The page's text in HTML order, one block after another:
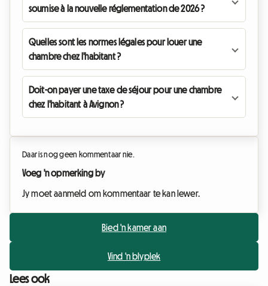
soumise à la nouvelle réglementation de 2026 ?
Quelles sont les normes légales pour louer une
chambre chez l'habitant ?
Doit-on payer une taxe de séjour pour une chambre
chez l'habitant à Avignon ?
Daar is nog geen kommentaar nie.
Voeg 'n opmerking by
Jy moet aanmeld om kommentaar te kan lewer.
Bied 'n kamer aan
Vind 'n blyplek
Lees ook